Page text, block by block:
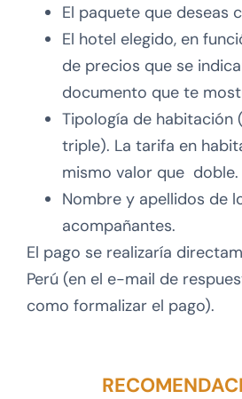
El paquete que deseas
El hotel elegido, en
de precios que se
documento que te
Tipología de habitación
triple). La tarifa en
mismo valor que doble.
Nombre y apellidos de
acompañantes.
El pago se realizaría
Perú (en el e-mail de
como formalizar el pago).